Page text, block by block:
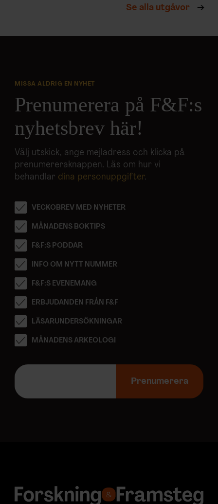
Se alla utgåvor
MISSA ALDRIG EN NYHET
Prenumerera på F&F:s
nyhetsbrev här!
Välj utskick, ange mejladress och klicka på
prenumereraknappen. Läs om hur vi
behandlar dina personuppgifter.
VECKOBREV MED NYHETER
MÅNADENS BOKTIPS
F&F:S PODDAR
INFO OM NYTT NUMMER
F&F:S EVENEMANG
ERBJUDANDEN FRÅN F&F
LÄSARUNDERSÖKNINGAR
MÅNADENS ARKEOLOGI
E
p
s
Prenumerera